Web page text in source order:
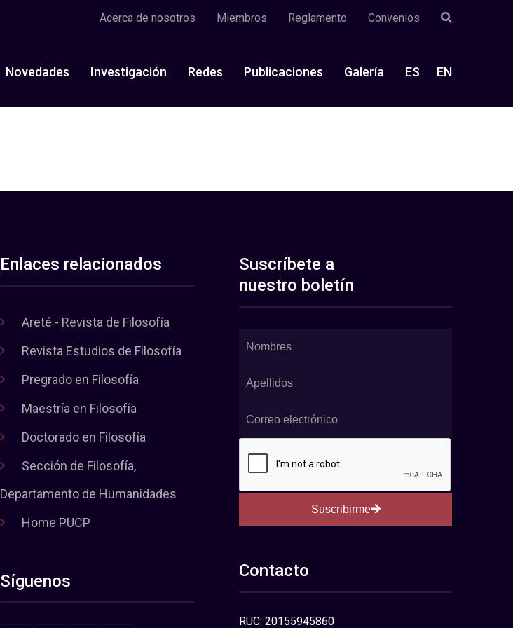
Acerca de nosotros Miembros Reglamento Convenios
Novedades Investigación Redes Publicaciones Galería ES EN
Enlaces relacionados
Areté - Revista de Filosofía
Revista Estudios de Filosofía
Pregrado en Filosofía
Maestría en Filosofía
Doctorado en Filosofía
Sección de Filosofía,
Departamento de Humanidades
Home PUCP
Síguenos
Suscríbete a
nuestro boletín
Suscribirme
Contacto
RUC: 20155945860